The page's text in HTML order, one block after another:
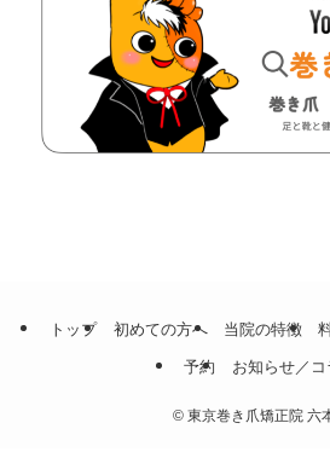
トップ 初めての方へ 当院の特徴
予約 お知らせ／コ
© 東京巻き爪矯正院 六